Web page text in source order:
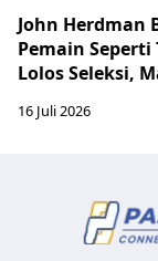
John Herdman
Pemain
Lolos Seleksi,
16 Juli 2026